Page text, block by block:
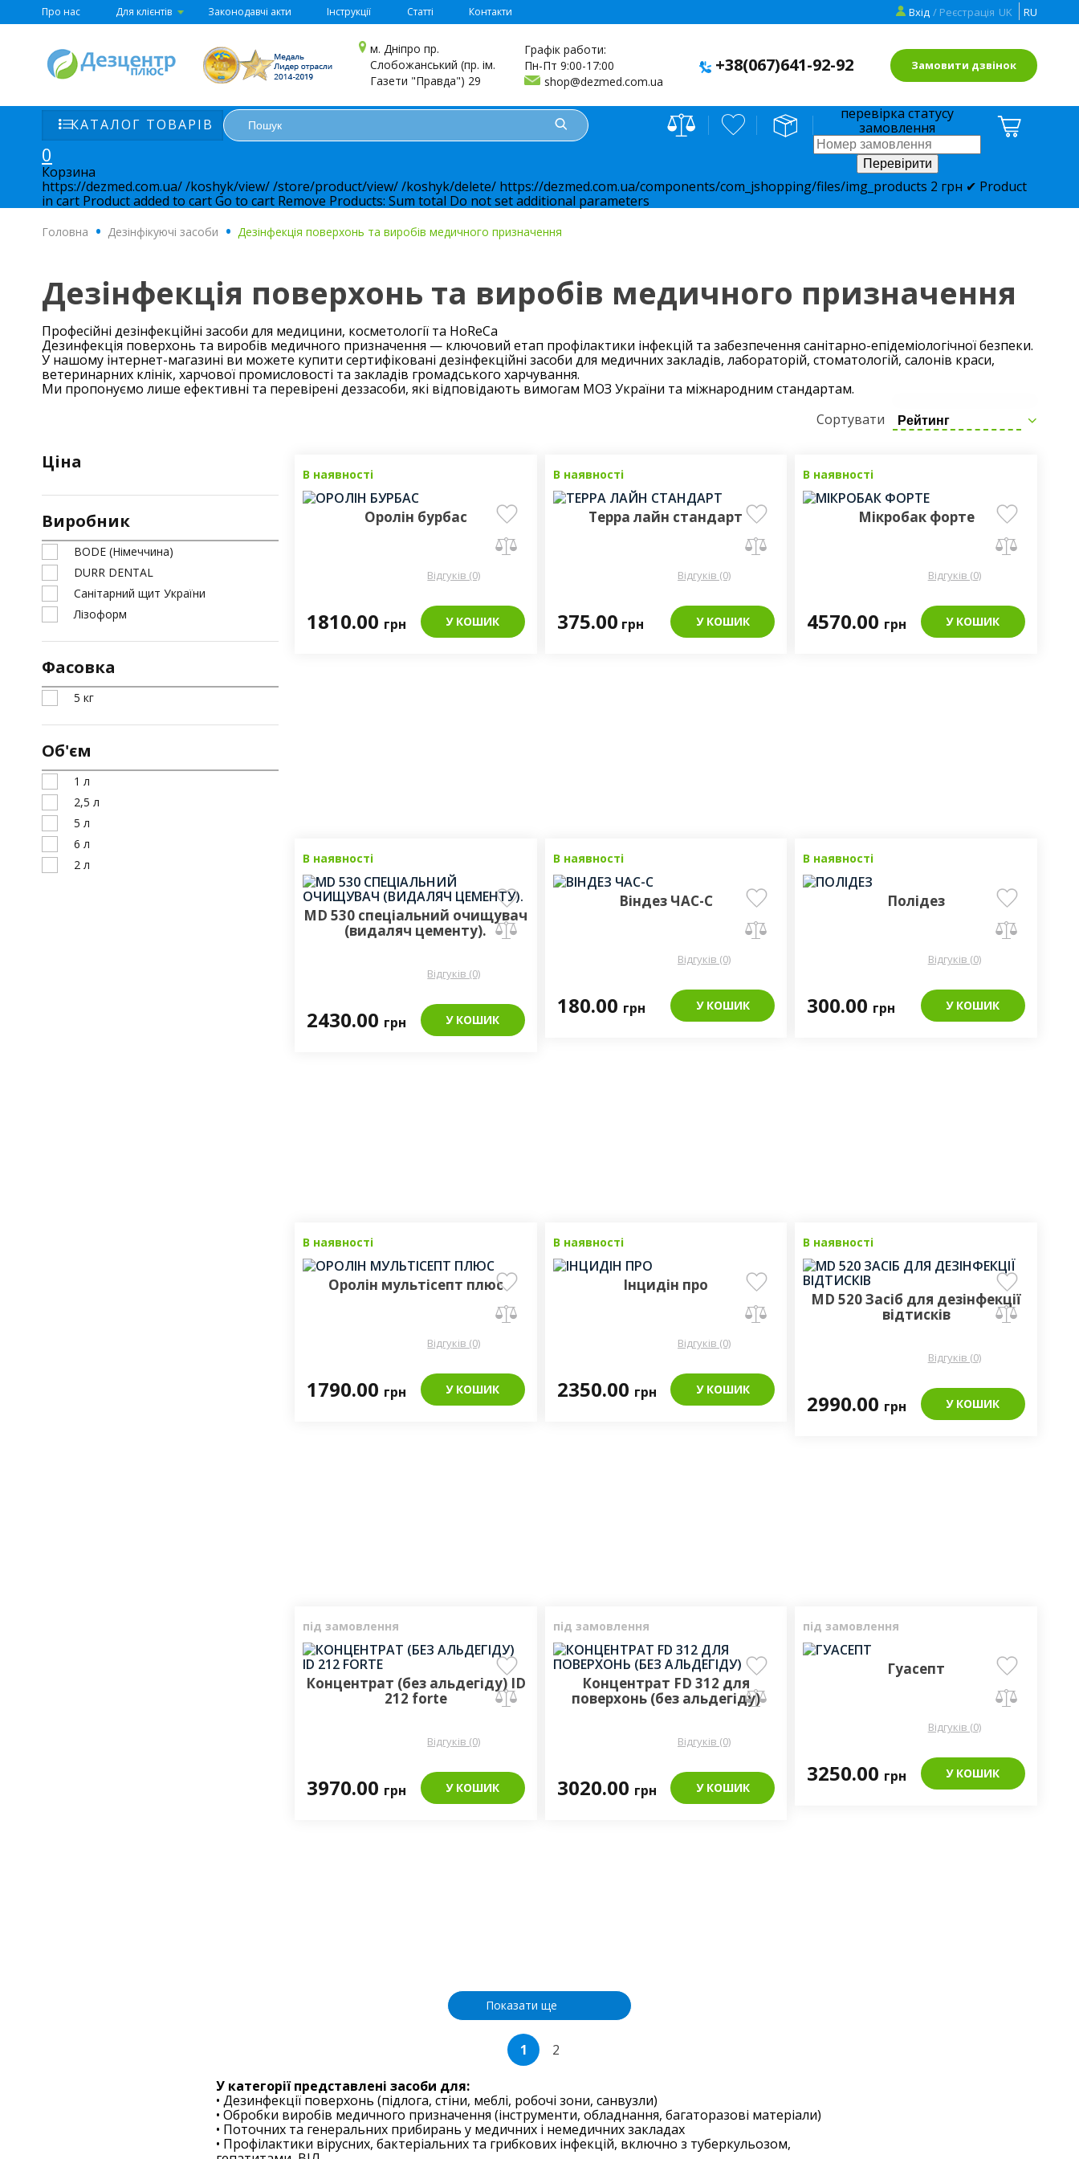
Про нас Для клієнтів Законодавчі акти Інструкції Статті Контакти Вхід / Реєстрація UK RU
м. Дніпро пр.
Слобожанський (пр. ім.
Газети "Правда") 29
Графік работи:
Пн-Пт 9:00-17:00
shop@dezmed.com.ua
+38(067)641-92-92 Замовити дзвінок
КАТАЛОГ ТОВАРІВ
перевірка статусу
замовлення
0
Корзина
https://dezmed.com.ua//koshyk/view//store/product/view//koshyk/delete/ https://dezmed.com.ua/components/com_jshopping/files/img_products 2 грн ✔ Product
in cart Product added to cartGo to cart Remove Products: Sum total Do not set additional parameters
Головна . Дезінфікуючі засоби . Дезінфекція поверхонь та виробів медичного призначення
Дезінфекція поверхонь та виробів медичного призначення
Професійні дезінфекційні засоби для медицини, косметології та HoReCa
Дезинфекція поверхонь та виробів медичного призначення — ключовий етап профілактики інфекцій та забезпечення санітарно-епідеміологічної безпеки.
У нашому інтернет-магазині ви можете купити сертифіковані дезінфекційні засоби для медичних закладів, лабораторій, стоматологій, салонів краси,
ветеринарних клінік, харчової промисловості та закладів громадського харчування.
Ми пропонуємо лише ефективні та перевірені деззасоби, які відповідають вимогам МОЗ України та міжнародним стандартам.
Ціна
Виробник
BODE (Німеччина)
DURR DENTAL
Санітарний щит України
Лізоформ
Фасовка
5 кг
Об'єм
1 л
2,5 л
5 л
6 л
2 л
Сортувати Рейтинг
В наявності
Оролін бурбас
Відгуків (0)
1810.00 грн У КОШИК
В наявності
Терра лайн стандарт
Відгуків (0)
375.00 грн У КОШИК
В наявності
Мікробак форте
Відгуків (0)
4570.00 грн У КОШИК
В наявності
MD 530 спеціальний очищувач
(видаляч цементу).
Відгуків (0)
2430.00 грн У КОШИК
В наявності
Віндез ЧАС-С
Відгуків (0)
180.00 грн У КОШИК
В наявності
Полідез
Відгуків (0)
300.00 грн У КОШИК
В наявності
Оролін мультісепт плюс
Відгуків (0)
1790.00 грн У КОШИК
В наявності
Інцидін про
Відгуків (0)
2350.00 грн У КОШИК
В наявності
MD 520 Засіб для дезінфекції
відтисків
Відгуків (0)
2990.00 грн У КОШИК
під замовлення
Концентрат (без альдегіду) ID
212 forte
Відгуків (0)
3970.00 грн У КОШИК
під замовлення
Концентрат FD 312 для
поверхонь (без альдегіду)
Відгуків (0)
3020.00 грн У КОШИК
під замовлення
Гуасепт
Відгуків (0)
3250.00 грн У КОШИК
Показати ще
1 2
У категорії представлені засоби для:
• Дезинфекції поверхонь (підлога, стіни, меблі, робочі зони, санвузли)
• Обробки виробів медичного призначення (інструменти, обладнання, багаторазові матеріали)
• Поточних та генеральних прибирань у медичних і немедичних закладах
• Профілактики вірусних, бактеріальних та грибкових інфекцій, включно з туберкульозом,